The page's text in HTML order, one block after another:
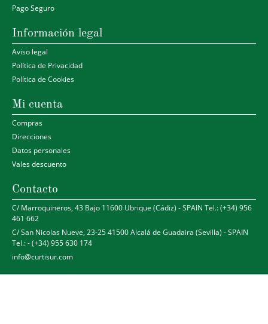
Pago Seguro
Información legal
Aviso legal
Política de Privacidad
Política de Cookies
Mi cuenta
Compras
Direcciones
Datos personales
Vales descuento
Contacto
C/ Marroquineros, 43 Bajo 11600 Ubrique (Cádiz) - SPAIN Tel.: (+34) 956
461 662
C/ San Nicolas Nueve, 23-25 41500 Alcalá de Guadaira (Sevilla) - SPAIN
Tel.: - (+34) 955 630 174
info@curtisur.com